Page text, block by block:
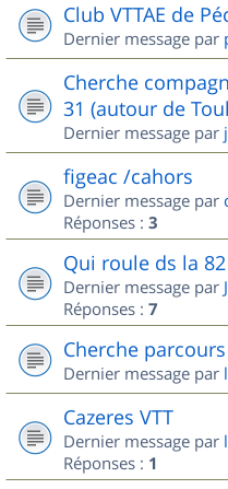
Club VTTAE de
Dernier message par
Cherche
31 (autour de
Dernier message par
figeac /cahors
Dernier message par
Réponses : 3
Qui roule ds la
Dernier message par
Réponses : 7
Cherche
Dernier message par
Cazeres VTT
Dernier message par
Réponses : 1